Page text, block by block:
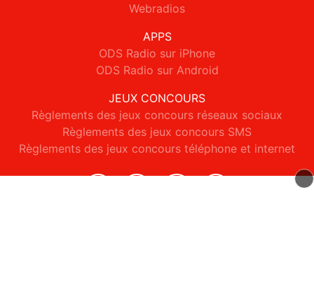
Webradios
APPS
ODS Radio sur iPhone
ODS Radio sur Android
JEUX CONCOURS
Règlements des jeux concours réseaux sociaux
Règlements des jeux concours SMS
Règlements des jeux concours téléphone et internet